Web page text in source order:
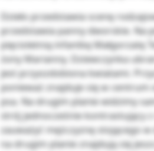
Dzieło przedstawia scenę
przedstawia panny dworskie. Na
pięcioletnią infantkę Małgorzatę
żony Marianny. Dziewczynka
jest przyozdobiona kwiatami.
ponieważ znajduje się w centrum
psa. Na drugim planie widzimy
strój jednocześnie kontrastujący
zauważyć mężczyznę stojącego
na drugim planie znajdują się